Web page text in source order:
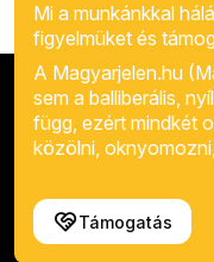
Mi a munkánkkal
figyelmüket és
A Magyarjelen.hu
sem a balliberális,
függ, ezért mindkét
közölni,
Támogatás